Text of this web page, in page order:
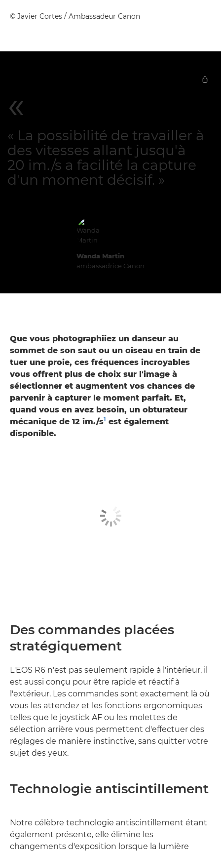
© Javier Cortes / Ambassadeur Canon
Wanda Martin
ambassadrice Canon
« La possibilité de travailler à
des vitesses allant jusqu'à
20 im./s a facilité la capture
d'un moment décisif. »
Que vous photographiiez un danseur au
sommet de son saut ou un oiseau en train de
tuer une proie, ces fréquences incroyables
vous offrent plus de choix sur l'image à
sélectionner et augmentent vos chances de
parvenir à capturer le moment parfait. Et,
quand vous en avez besoin, un obturateur
mécanique de 12 im./s1 est également
disponible.
Des commandes placées
stratégiquement
L'EOS R6 n'est pas seulement rapide à l'intérieur, il
est aussi conçu pour être rapide et réactif à
l'extérieur. Les commandes sont exactement là où
vous les attendez et les fonctions ergonomiques
telles que le joystick AF ou les molettes de
sélection arrière vous permettent d'effectuer des
réglages de manière instinctive, sans quitter votre
sujet des yeux.
Technologie antiscintillement
Notre célèbre technologie antiscintillement étant
également présente, elle élimine les
changements d'exposition lorsque la lumière